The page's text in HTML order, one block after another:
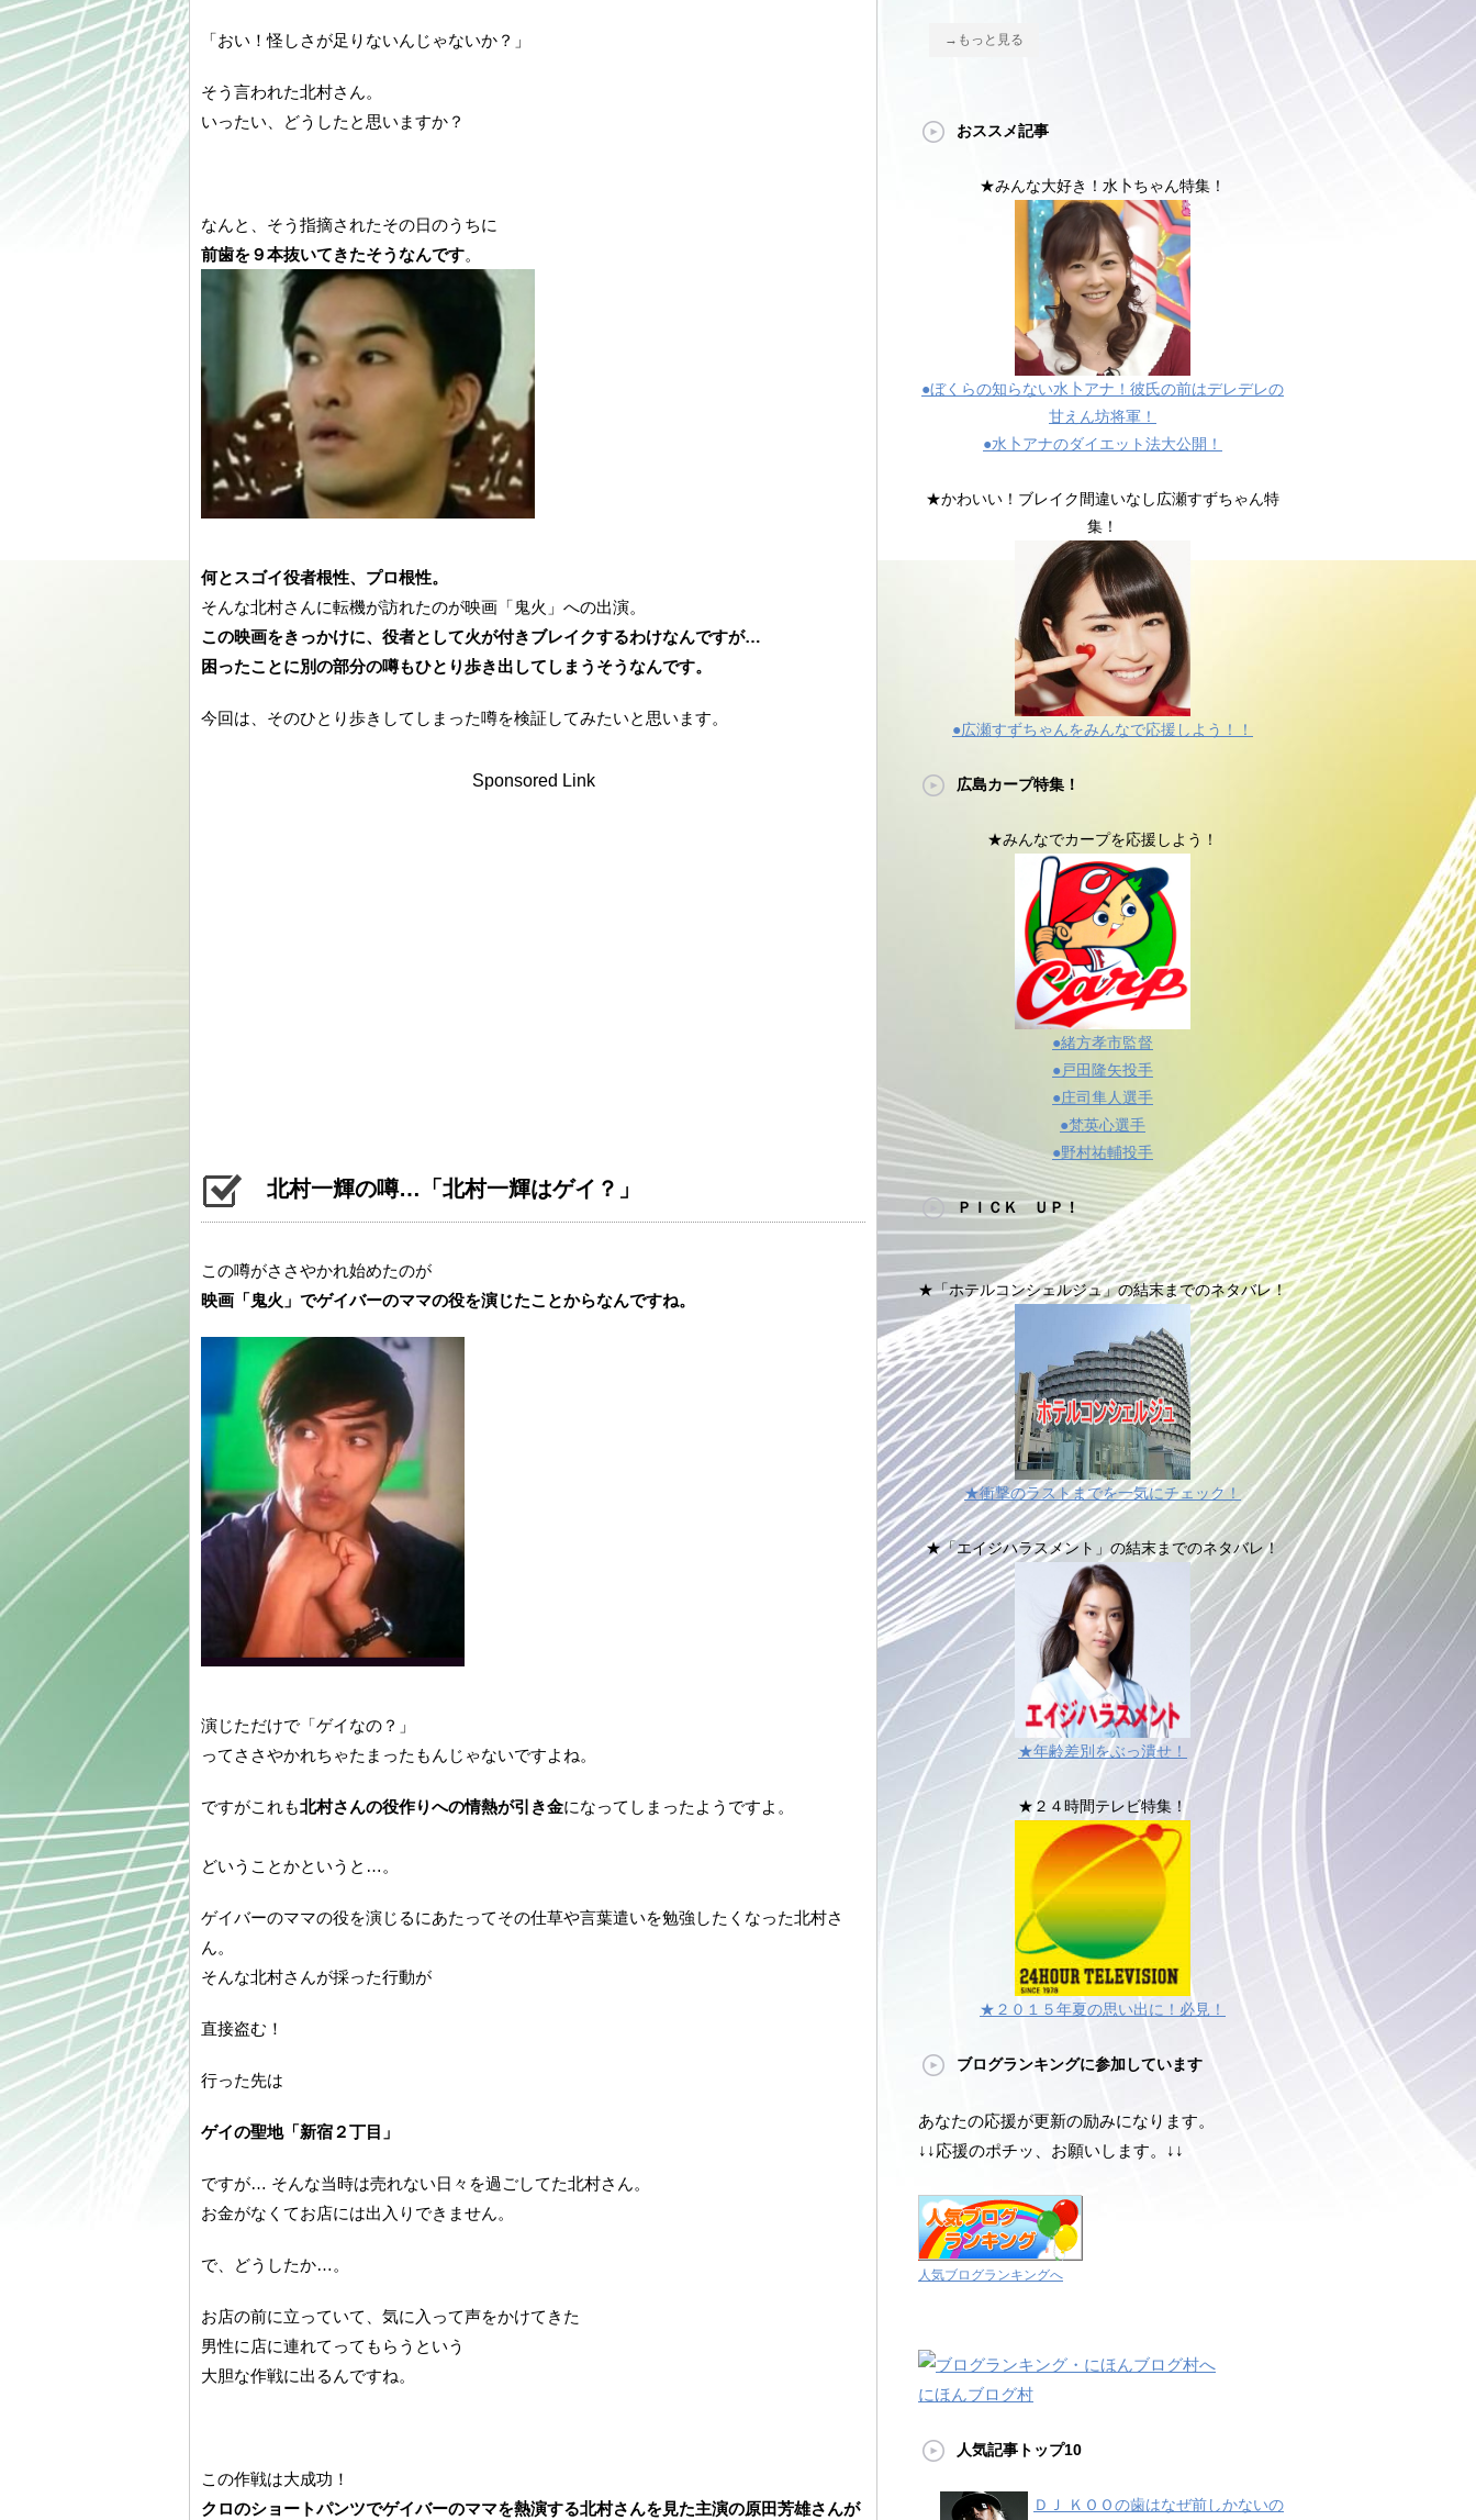
「おい！怪しさが足りないんじゃないか？」
そう言われた北村さん。
いったい、どうしたと思いますか？
なんと、そう指摘されたその日のうちに
前歯を９本抜いてきたそうなんです。
何とスゴイ役者根性、プロ根性。
そんな北村さんに転機が訪れたのが映画「鬼火」への出演。
この映画をきっかけに、役者として火が付きブレイクするわけなんですが…
困ったことに別の部分の噂もひとり歩き出してしまうそうなんです。
今回は、そのひとり歩きしてしまった噂を検証してみたいと思います。
Sponsored Link
北村一輝の噂…「北村一輝はゲイ？」
この噂がささやかれ始めたのが
映画「鬼火」でゲイバーのママの役を演じたことからなんですね。
演じただけで「ゲイなの？」
ってささやかれちゃたまったもんじゃないですよね。
ですがこれも北村さんの役作りへの情熱が引き金になってしまったようですよ。
どいうことかというと…。
ゲイバーのママの役を演じるにあたってその仕草や言葉遣いを勉強したくなった北村さ
ん。
そんな北村さんが採った行動が
直接盗む！
行った先は
ゲイの聖地「新宿２丁目」
ですが… そんな当時は売れない日々を過ごしてた北村さん。
お金がなくてお店には出入りできません。
で、どうしたか…。
お店の前に立っていて、気に入って声をかけてきた
男性に店に連れてってもらうという
大胆な作戦に出るんですね。
この作戦は大成功！
クロのショートパンツでゲイバーのママを熱演する北村さんを見た主演の原田芳雄さんが
→もっと見る
おススメ記事
★みんな大好き！水卜ちゃん特集！
●ぼくらの知らない水卜アナ！彼氏の前はデレデレの
甘えん坊将軍！
●水卜アナのダイエット法大公開！
★かわいい！ブレイク間違いなし広瀬すずちゃん特
集！
●広瀬すずちゃんをみんなで応援しよう！！
広島カープ特集！
★みんなでカープを応援しよう！
●緒方孝市監督
●戸田隆矢投手
●庄司隼人選手
●梵英心選手
●野村祐輔投手
ＰＩＣＫ ＵＰ！
★「ホテルコンシェルジュ」の結末までのネタバレ！
★衝撃のラストまでを一気にチェック！
★「エイジハラスメント」の結末までのネタバレ！
★年齢差別をぶっ潰せ！
★２４時間テレビ特集！
★２０１５年夏の思い出に！必見！
ブログランキングに参加しています
あなたの応援が更新の励みになります。
↓↓応援のポチッ、お願いします。↓↓
人気ブログランキングへ
にほんブログ村
人気記事トップ10
ＤＪ ＫＯＯの歯はなぜ前しかないの